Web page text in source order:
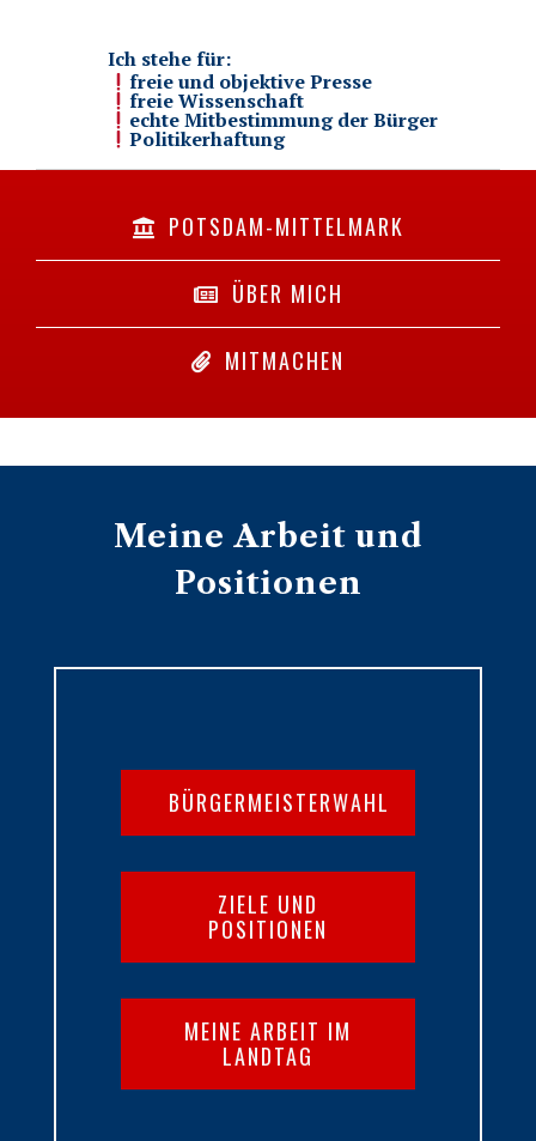
Ich stehe für:
freie und objektive Presse
freie Wissenschaft
echte Mitbestimmung der Bürger
Politikerhaftung
POTSDAM-MITTELMARK
ÜBER MICH
MITMACHEN
Meine Arbeit und
Positionen
BÜRGERMEISTERWAHL
ZIELE UND
POSITIONEN
MEINE ARBEIT IM
LANDTAG